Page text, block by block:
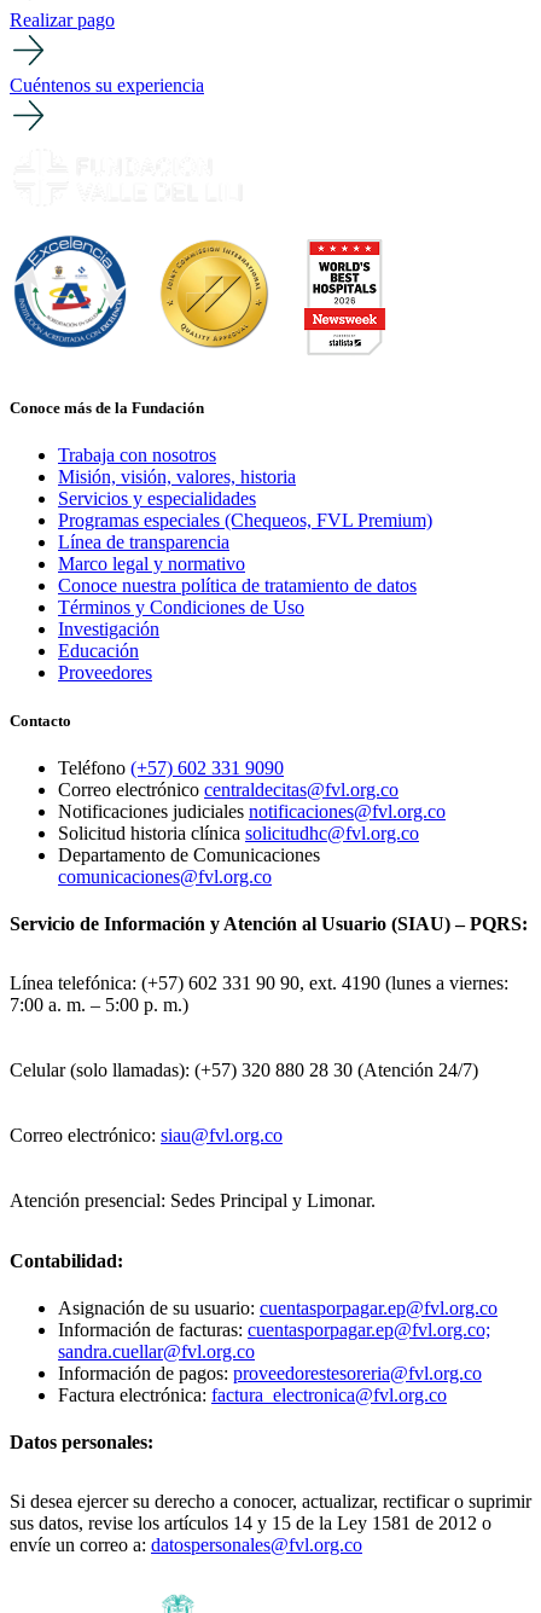
Realizar pago
Cuéntenos su experiencia
Conoce más de la Fundación
Trabaja con nosotros
Misión, visión, valores, historia
Servicios y especialidades
Programas especiales (Chequeos, FVL Premium)
Línea de transparencia
Marco legal y normativo
Conoce nuestra política de tratamiento de datos
Términos y Condiciones de Uso
Investigación
Educación
Proveedores
Contacto
Teléfono (+57) 602 331 9090
Correo electrónico centraldecitas@fvl.org.co
Notificaciones judiciales notificaciones@fvl.org.co
Solicitud historia clínica solicitudhc@fvl.org.co
Departamento de Comunicaciones
comunicaciones@fvl.org.co
Servicio de Información y Atención al Usuario (SIAU) – PQRS:
Línea telefónica: (+57) 602 331 90 90, ext. 4190 (lunes a viernes:
7:00 a. m. – 5:00 p. m.)
Celular (solo llamadas): (+57) 320 880 28 30 (Atención 24/7)
Correo electrónico: siau@fvl.org.co
Atención presencial: Sedes Principal y Limonar.
Contabilidad:
Asignación de su usuario: cuentasporpagar.ep@fvl.org.co
Información de facturas: cuentasporpagar.ep@fvl.org.co;
sandra.cuellar@fvl.org.co
Información de pagos: proveedorestesoreria@fvl.org.co
Factura electrónica: factura_electronica@fvl.org.co
Datos personales:
Si desea ejercer su derecho a conocer, actualizar, rectificar o suprimir
sus datos, revise los artículos 14 y 15 de la Ley 1581 de 2012 o
envíe un correo a: datospersonales@fvl.org.co